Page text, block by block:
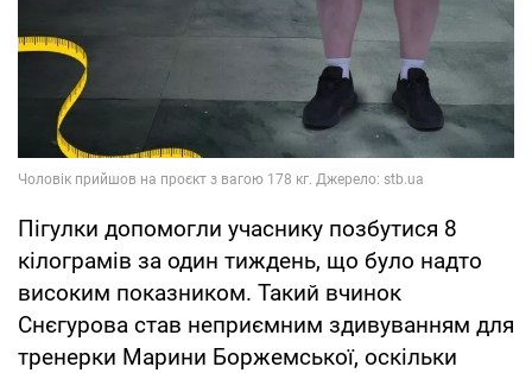
Пігулки допомогли учаснику позбутися 8
кілограмів за один тиждень, що було надто
високим показником. Такий вчинок
Снєгурова став неприємним здивуванням для
тренерки Марини Боржемської, оскільки